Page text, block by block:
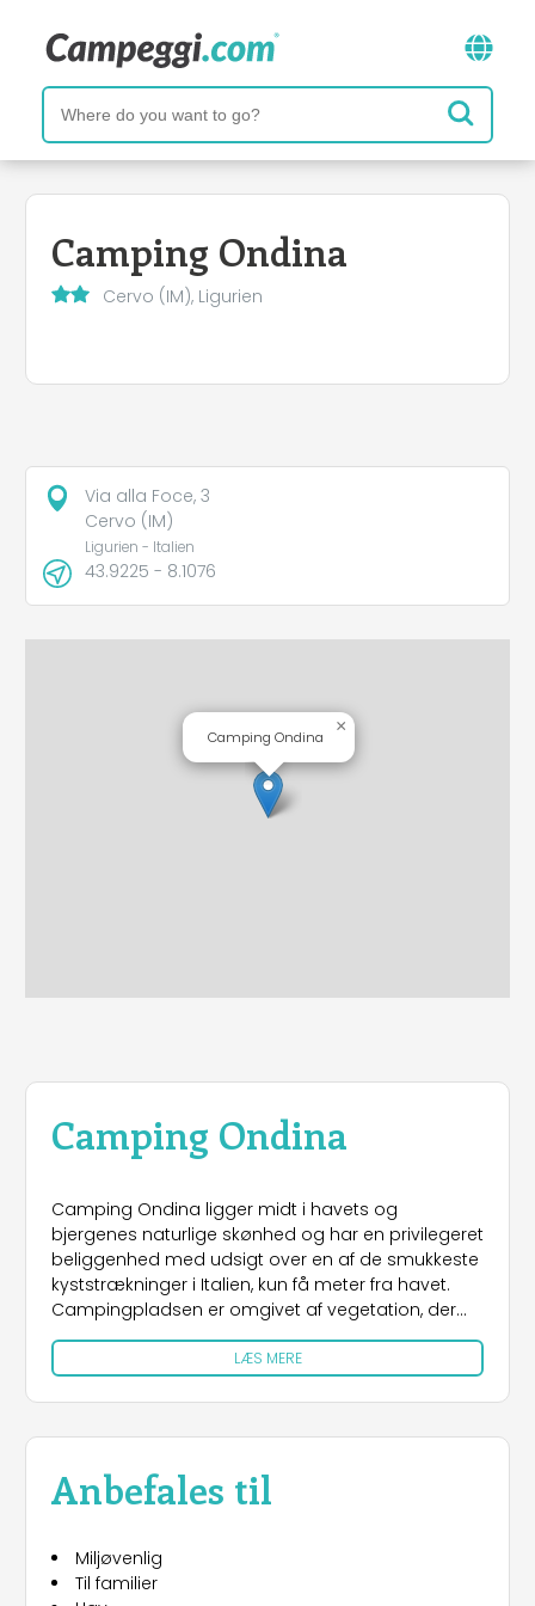
Camping Ondina
Cervo (IM), Ligurien
Camping Ondina
Camping Ondina ligger midt i havets og
bjergenes naturlige skønhed og har en privilegeret
beliggenhed med udsigt over en af de smukkeste
kyststrækninger i Italien, kun få meter fra havet.
Campingpladsen er omgivet af vegetation, der
giver naturlig skygge og ro, mens de
omkringliggende bjerges grønne farve skaber en
betagende kontrast til havets blå farve.
Indkvartering:
perfekte til telte og autocampere. Hver plads er
udstyret med stikkontakter med en maksimal
vandforsynings- og afløbssystem.
LÆS MERE
Anbefales til
Miljøvenlig
Til familier
Via alla Foce, 3
Cervo (IM)
Ligurien - Italien
43.9225 - 8.1076
Camping Ondina
×